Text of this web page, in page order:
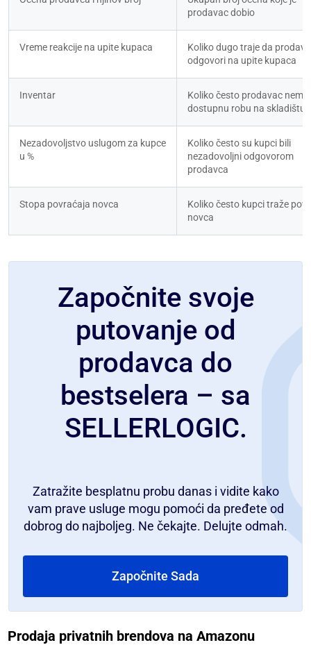
prodavac dobio
Vreme reakcije na upite kupaca
Koliko dugo traje da
odgovori na upite kupaca
Inventar
Koliko često prodavac nema
dostupnu robu na skladištu
Nezadovoljstvo uslugom za kupce
u %
Koliko često su kupci bili
nezadovoljni odgovorom
prodavca
Stopa povraćaja novca
Koliko često kupci traže
novca
Započnite svoje
putovanje od
prodavca do
bestselera – sa
SELLERLOGIC.
Zatražite besplatnu probu danas i vidite kako
vam prave usluge mogu pomoći da pređete od
dobrog do najboljeg. Ne čekajte. Delujte odmah.
Započnite Sada
Prodaja privatnih brendova na Amazonu